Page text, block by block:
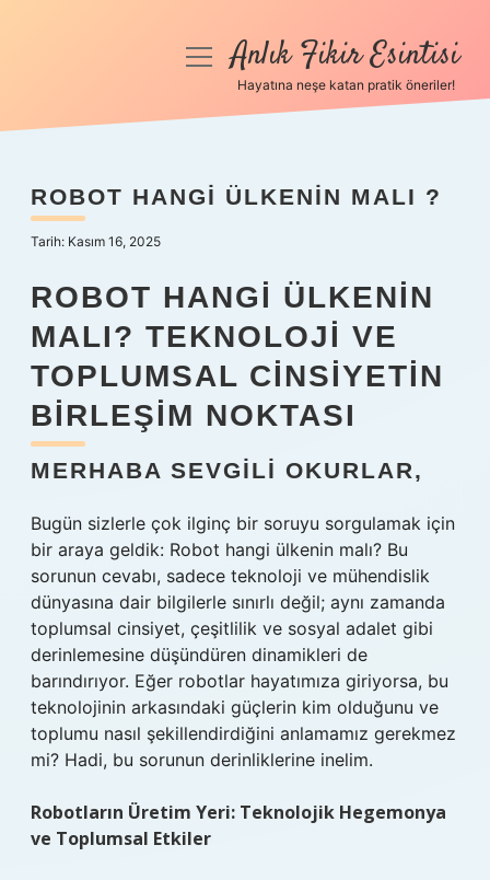
Anasayfa
Yasal Uyarı
menüyüAnlık Fikir Esintisi
Hayatına neşe katan pratik öneriler!
ROBOT HANGI ÜLKENIN MALI ?
Tarih: Kasım 16, 2025
ROBOT HANGI ÜLKENIN
MALI? TEKNOLOJI VE
TOPLUMSAL CINSIYETIN
BIRLEŞIM NOKTASI
MERHABA SEVGILI OKURLAR,
Bugün sizlerle çok ilginç bir soruyu sorgulamak için
bir araya geldik: Robot hangi ülkenin malı? Bu
sorunun cevabı, sadece teknoloji ve mühendislik
dünyasına dair bilgilerle sınırlı değil; aynı zamanda
toplumsal cinsiyet, çeşitlilik ve sosyal adalet gibi
derinlemesine düşündüren dinamikleri de
barındırıyor. Eğer robotlar hayatımıza giriyorsa, bu
teknolojinin arkasındaki güçlerin kim olduğunu ve
toplumu nasıl şekillendirdiğini anlamamız gerekmez
mi? Hadi, bu sorunun derinliklerine inelim.
Robotların Üretim Yeri: Teknolojik Hegemonya
ve Toplumsal Etkiler